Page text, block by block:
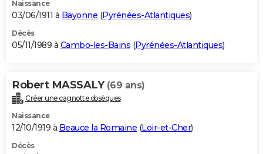
Naissance
03/06/1911 à Bayonne (Pyrénées-Atlantiques)
Décès
05/11/1989 à Cambo-les-Bains (Pyrénées-Atlantiques)
Robert MASSALY (69 ans)
Créer une cagnotte obsèques
Naissance
12/10/1919 à Beauce la Romaine (Loir-et-Cher)
Décès